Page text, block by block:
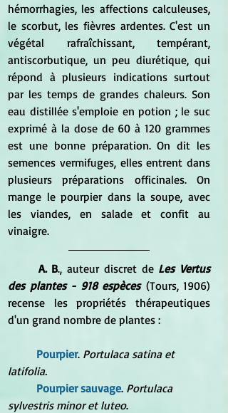
hémorrhagies, les affections calculeuses,
le scorbut, les fièvres ardentes. C'est un
végétal rafraîchissant, tempérant,
antiscorbutique, un peu diurétique, qui
répond à plusieurs indications surtout
par les temps de grandes chaleurs. Son
eau distillée s'emploie en potion ; le suc
exprimé à la dose de 60 à 120 grammes
est une bonne préparation. On dit les
semences vermifuges, elles entrent dans
plusieurs préparations officinales. On
mange le pourpier dans la soupe, avec
les viandes, en salade et confit au
vinaigre.
A. B., auteur discret de Les Vertus
des plantes - 918 espèces (Tours, 1906)
recense les propriétés thérapeutiques
d'un grand nombre de plantes :
Pourpier. Portulaca satina et
latifolia.
Pourpier sauvage. Portulaca
sylvestris minor et luteo.